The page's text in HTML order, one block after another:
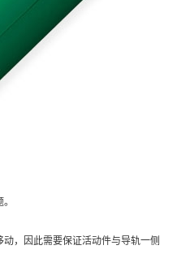
，因此需要保证活动件与导轨一侧